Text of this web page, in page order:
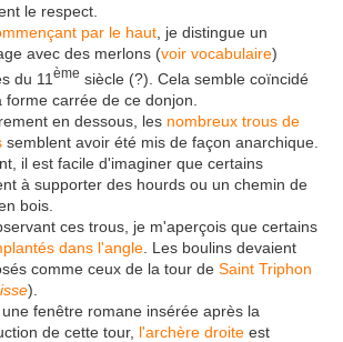
le respect.
par le haut , je distingue un
avec des merlons (voir vocabulaire)
du 11 ème siècle (?). Cela semble coïncidé
forme carrée de ce donjon.
en dessous, les nombreux trous de
semblent avoir été mis de façon anarchique.
il est facile d'imaginer que certains
à supporter des hourds ou un chemin de
bois.
ces trous, je m'aperçois que certains
dans l'angle . Les boulins devaient
comme ceux de la tour de Saint Triphon
).
fenêtre romane insérée après la
de cette tour, l'archère droite est